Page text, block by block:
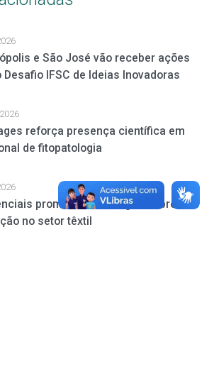
e São José vão receber ações
IFSC de Ideias Inovadoras
reforça presença científica em
de fitopatologia
promove aula magna sobre
no setor têxtil